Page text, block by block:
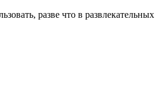
разве что в развлекательных